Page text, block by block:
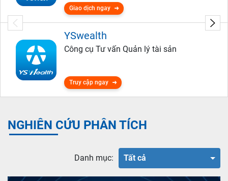
Giao dịch ngay
YSwealth
Công cụ Tư vấn Quản lý tài sản
Truy cập ngay
NGHIÊN CỨU PHÂN TÍCH
Danh mục: Tất cả